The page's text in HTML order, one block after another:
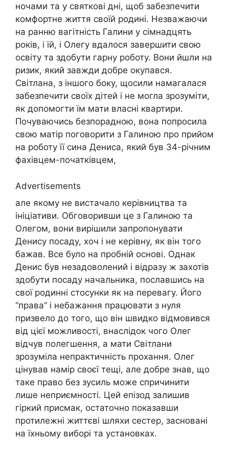
ночами та у святкові дні, щоб забезпечити
комфортне життя своїй родині. Незважаючи
на ранню вагітність Галини у сімнадцять
років, і їй, і Олегу вдалося завершити свою
освіту та здобути гарну роботу. Вони йшли на
ризик, який завжди добре окупався.
Світлана, з іншого боку, щосили намагалася
забезпечити своїх дітей і не могла зрозуміти,
як допомогти їм мати власні квартири.
Почуваючись безпорадною, вона попросила
свою матір поговорити з Галиною про прийом
на роботу її сина Дениса, який був 34-річним
фахівцем-початківцем,
Advertisements
але якому не вистачало керівництва та
ініціативи. Обговоривши це з Галиною та
Олегом, вони вирішили запропонувати
Денису посаду, хоч і не керівну, як він того
бажав. Все було на пробній основі. Однак
Денис був незадоволений і відразу ж захотів
здобути посаду начальника, пославшись на
свої родинні стосунки як на перевагу. Його
“права” і небажання працювати з нуля
призвело до того, що він швидко відмовився
від цієї можливості, внаслідок чого Олег
відчув полегшення, а мати Світлани
зрозуміла непрактичність прохання. Олег
цінував намір своєї тещі, але добре знав, що
таке право без зусиль може спричинити
лише неприємності. Цей епізод залишив
гіркий присмак, остаточно показавши
протилежні життєві шляхи сестер, засновані
на їхньому виборі та установках.